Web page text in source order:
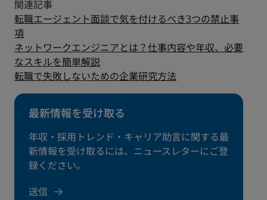
転職エージェント面談で気を付けるべき3つの禁止事
項
ネットワークエンジニアとは？仕事内容や年収、必要
なスキルを簡単解説
転職で失敗しないための企業研究方法